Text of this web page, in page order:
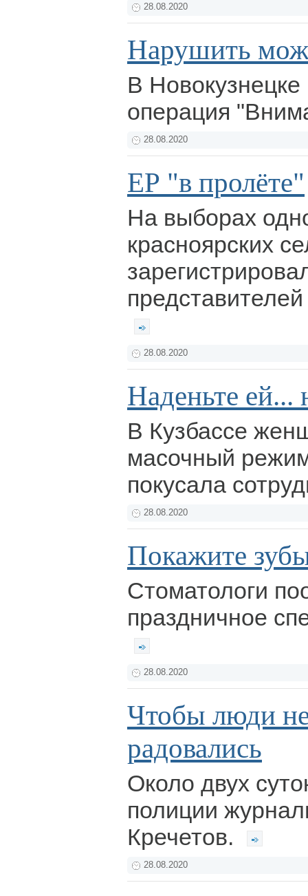
28.08.2020
Нарушить
В Новокузнецке
операция
28.08.2020
ЕР "в пролёте"
На выборах
красноярских
28.08.2020
Наденьте
В Кузбассе
масочный
покусала
28.08.2020
Покажите
Стоматологи
праздничное
28.08.2020
Чтобы люди
радовались
Около двух
полиции
Кречетов.
28.08.2020